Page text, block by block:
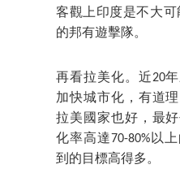
客觀上印度是不大
的邦有遊擊隊。
再看拉美化。近20
加快城市化，有道
拉美國家也好，最
化率高達70-80%以
到的目標高得多。